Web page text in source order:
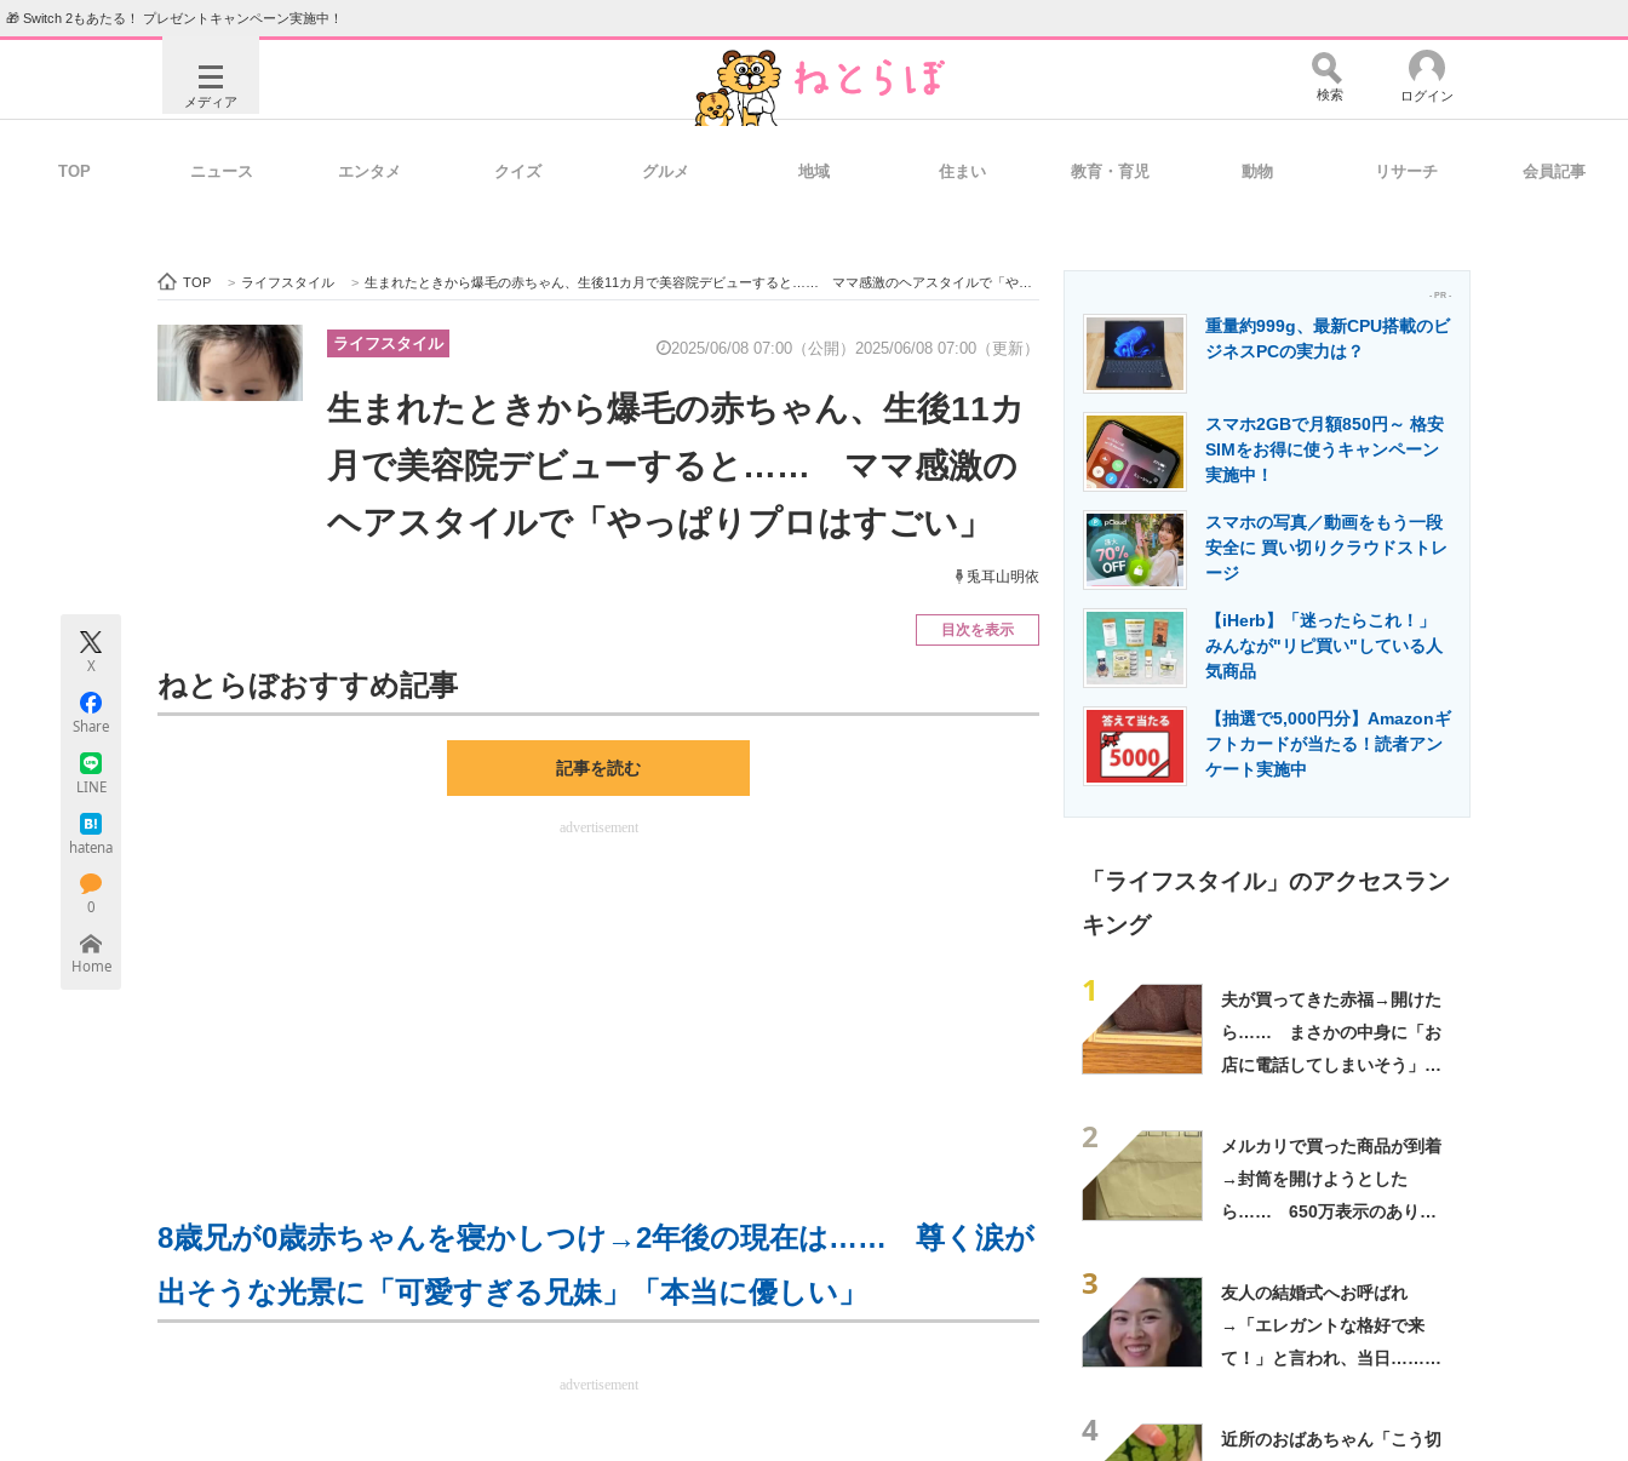
🎁 Switch 2もあたる！ プレゼントキャンペーン実施中！
メディア
ビジネスと働き方のヒント 経営リーダーのコミュニティ マーケ×ITの今がよく分かる
企業向けIT製品の総合サイト 製造業のIT導入・活用を支援
エネルギーの専門メディア 建設×テクノロジーの最前線
ちょっと気になるネットの話題
検索 ログイン
TOP ニュース エンタメ クイズ グルメ 地域 住まい 教育・育児 動物 リサーチ 会員記事
TOP > ライフスタイル > 生まれたときから爆毛の赤ちゃん、生後11カ月で美容院デビューすると…… ママ感激のヘアスタイルで「やっぱりプロはすごい」
ライフスタイル 2025/06/08 07:00（公開） 2025/06/08 07:00（更新）
生まれたときから爆毛の赤ちゃん、生後11カ
月で美容院デビューすると…… ママ感激の
ヘアスタイルで「やっぱりプロはすごい」
兎耳山明依
X
Share
LINE
hatena
0
Home
目次を表示
ねとらぼおすすめ記事
記事を読む
advertisement
8歳兄が0歳赤ちゃんを寝かしつけ→2年後の現在は…… 尊く涙が
出そうな光景に「可愛すぎる兄妹」「本当に優しい」
advertisement
- PR -
重量約999g、最新CPU搭載のビ
ジネスPCの実力は？
スマホ2GBで月額850円～ 格安
SIMをお得に使うキャンペーン
実施中！
スマホの写真／動画をもう一段
安全に 買い切りクラウドストレ
ージ
【iHerb】「迷ったらこれ！」
みんなが"リピ買い"している人
気商品
【抽選で5,000円分】Amazonギ
フトカードが当たる！読者アン
ケート実施中
「ライフスタイル」のアクセスラン
キング
1
夫が買ってきた赤福→開けた
ら…… まさかの中身に「お
店に電話してしまいそう」
2
メルカリで買った商品が到着
→封筒を開けようとした
ら…… 650万表示のありえ
3
友人の結婚式へお呼ばれ
→「エレガントな格好で来
て！」と言われ、当日……ま
4
近所のおばあちゃん「こう切